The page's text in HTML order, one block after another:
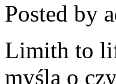
Posted by
Limith to
myślą o